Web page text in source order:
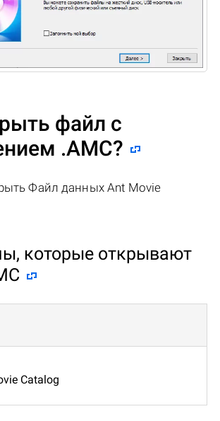
файл с
.AMC?
Файл данных Ant Movie
которые открывают
Catalog